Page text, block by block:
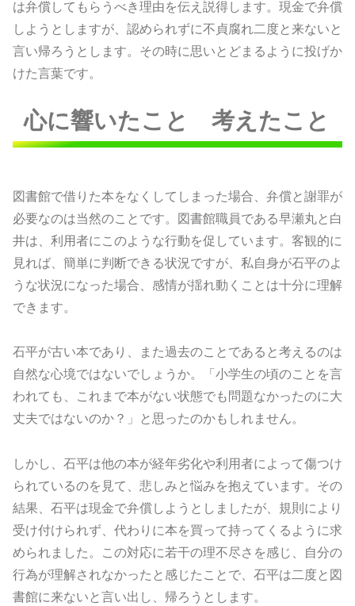
は弁償してもらうべき理由を伝え説得します。現金で弁償
しようとしますが、認められずに不貞腐れ二度と来ないと
言い帰ろうとします。その時に思いとどまるように投げか
けた言葉です。
心に響いたこと 考えたこと
図書館で借りた本をなくしてしまった場合、弁償と謝罪が
必要なのは当然のことです。図書館職員である早瀬丸と白
井は、利用者にこのような行動を促しています。客観的に
見れば、簡単に判断できる状況ですが、私自身が石平のよ
うな状況になった場合、感情が揺れ動くことは十分に理解
できます。
石平が古い本であり、また過去のことであると考えるのは
自然な心境ではないでしょうか。「小学生の頃のことを言
われても、これまで本がない状態でも問題なかったのに大
丈夫ではないのか？」と思ったのかもしれません。
しかし、石平は他の本が経年劣化や利用者によって傷つけ
られているのを見て、悲しみと悩みを抱えています。その
結果、石平は現金で弁償しようとしましたが、規則により
受け付けられず、代わりに本を買って持ってくるように求
められました。この対応に若干の理不尽さを感じ、自分の
行為が理解されなかったと感じたことで、石平は二度と図
書館に来ないと言い出し、帰ろうとします。